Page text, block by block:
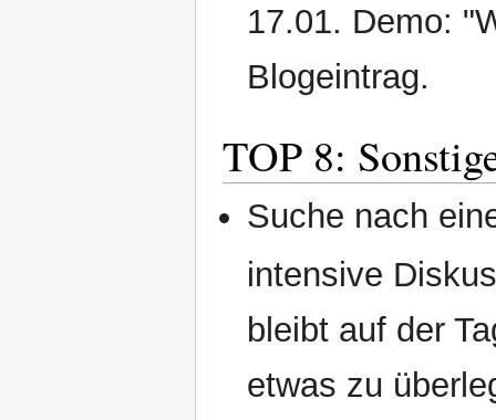
17.01. Demo:
Blogeintrag.
TOP 8:
Suche nach
intensive
bleibt auf der
etwas zu